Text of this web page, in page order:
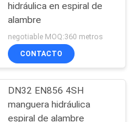
hidráulica en espiral de
alambre
negotiable MOQ:360 metros
CONTACTO
DN32 EN856 4SH
manguera hidráulica
espiral de alambre